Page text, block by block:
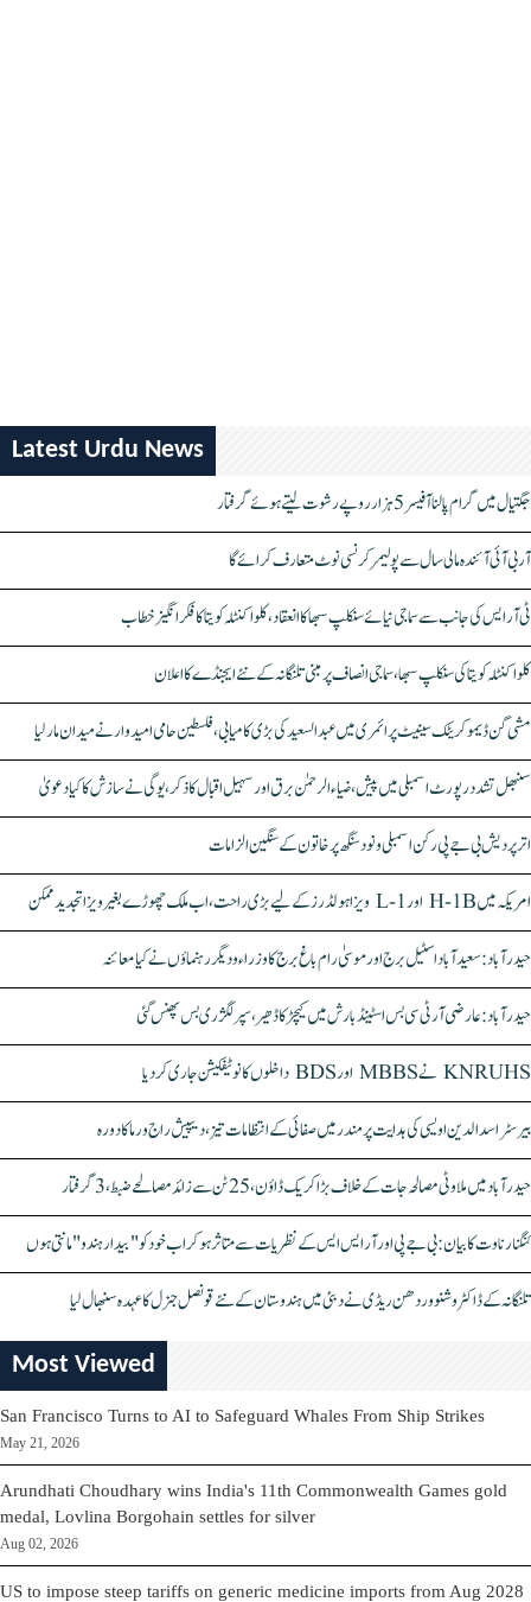
Latest Urdu News
جگتیال میں گرام پالنا آفیسر 5 ہزار روپے رشوت لیتے ہوئے گرفتار
آر بی آئی آئندہ مالی سال سے پولیمر کرنسی نوٹ متعارف کرائے گا
ٹی آر ایس کی جانب سے سماجی نیائے سنکلپ سبھا کا انعقاد، کلواکنٹلہ کویتا کا فکر انگیز خطاب
کلواکنٹلہ کویتا کی سنکلپ سبھا، سماجی انصاف پر مبنی تلنگانہ کے نئے ایجنڈے کا اعلان
مشی گن ڈیموکریٹک سینیٹ پرائمری میں عبدالسعید کی بڑی کامیابی، فلسطین حامی امیدوار نے میدان مار لیا
سنبھل تشدد رپورٹ اسمبلی میں پیش، ضیاء الرحمٰن برق اور سہیل اقبال کا ذکر، یوگی نے سازش کا کیا دعویٰ
اتر پردیش بی جے پی رکن اسمبلی ونود سنگھ پر خاتون کے سنگین الزامات
امریکہ میں H-1B اور L-1 ویزا ہولڈرز کے لیے بڑی راحت، اب ملک چھوڑے بغیر ویزا تجدید ممکن
حیدرآباد: سعیدآباد اسٹیل برج اور موسیٰ رام باغ برج کا وزراء و دیگر رہنماؤں نے کیا معائنہ
حیدرآباد: عارضی آر ٹی سی بس اسٹینڈ بارش میں کیچڑ کا ڈھیر، سپر لگژری بس پھنس گئی
KNRUHS نے MBBS اور BDS داخلوں کا نوٹیفکیشن جاری کر دیا
بیرسٹر اسدالدین اویسی کی ہدایت پر مندر میں صفائی کے انتظامات تیز، دیپیش راج ورما کا دورہ
حیدرآباد میں ملاوٹی مصالحہ جات کے خلاف بڑا کریک ڈاؤن، 25 ٹن سے زائد مصالحے ضبط، 3 گرفتار
کنگنا رناوت کا بیان: بی جے پی اور آر ایس ایس کے نظریات سے متاثر ہو کر اب خود کو "بیدار ہندو" مانتی ہوں
تلنگانہ کے ڈاکٹر وشنو وردھن ریڈی نے دبئی میں ہندوستان کے نئے قونصل جنرل کا عہدہ سنبھال لیا
Most Viewed
San Francisco Turns to AI to Safeguard Whales From Ship Strikes
May 21, 2026
Arundhati Choudhary wins India's 11th Commonwealth Games gold
medal, Lovlina Borgohain settles for silver
Aug 02, 2026
US to impose steep tariffs on generic medicine imports from Aug 2028